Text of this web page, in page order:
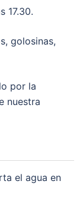
17.30.
golosinas,
por la
nuestra
el agua en